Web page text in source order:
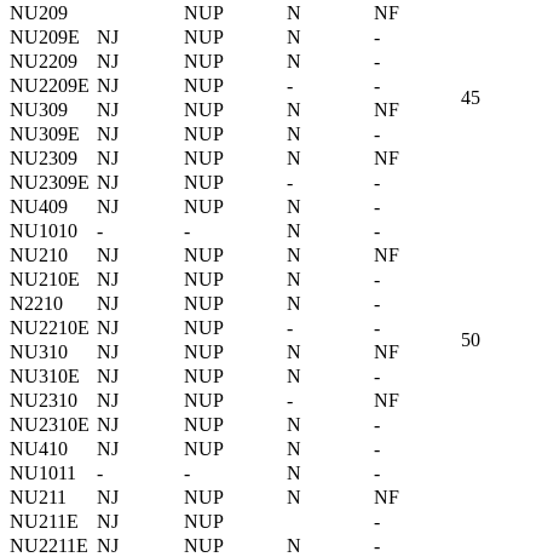
45
NU209 NUP N
NF
NU209E
NJ NUP N
-
NU2209
NJ NUP N
-
NU2209E NJ NUP -
-
NU309
NJ NUP N
NF
NU309E
NJ NUP N
-
NU2309
NJ NUP N
NF
NU2309E NJ NUP -
-
NU409
NJ NUP N
-
NU1010
- - N -
50
NU210 NJ NUP N
NF
NU210E
NJ NUP N
-
N2210
NJ NUP N
-
NU2210E NJ NUP -
-
NU310
NJ NUP N
NF
NU310E
NJ NUP N
-
NU2310
NJ NUP -
NF
NU2310E NJ NUP N
-
NU410
NJ NUP N
-
NU1011
- - N -
NU211 NJ NUP N
NF
NU211E
NJ NUP
-
NU2211E NJ NUP N
-